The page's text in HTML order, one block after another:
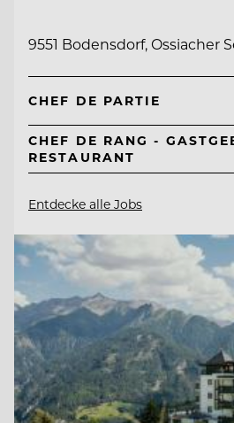
9551 Bodensdorf, Ossiacher
CHEF DE PARTIE
CHEF DE RANG -
RESTAURANT
Entdecke alle Jobs